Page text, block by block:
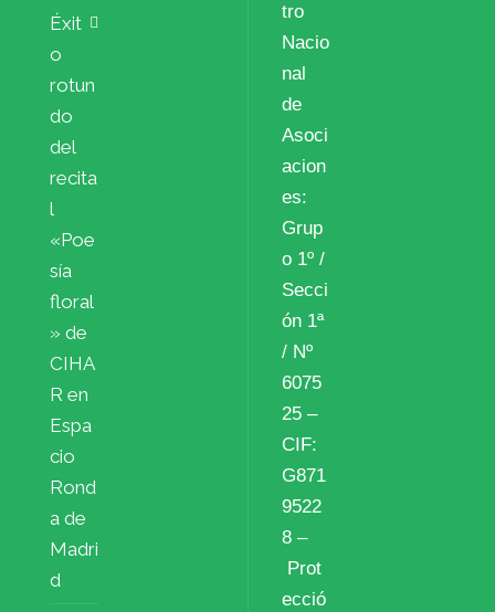
Éxit
o
rotun
do
del
recita
l
«Poe
sía
floral
» de
CIHA
R en
Espa
cio
Rond
a de
Madri
d
tro
Nacio
nal
de
Asoci
acion
es:
Grup
o 1º /
Secci
ón 1ª
/ Nº
6075
25 –
CIF:
G871
9522
8 –
Prot
ecció